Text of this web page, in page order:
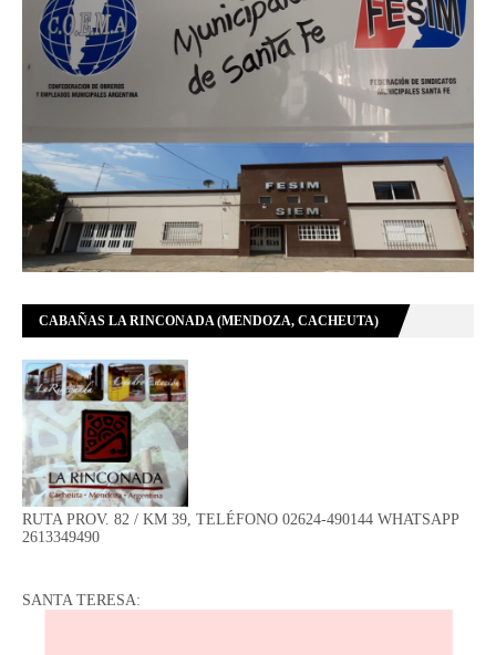
CABAÑAS LA RINCONADA (MENDOZA, CACHEUTA)
RUTA PROV. 82 / KM 39, TELÉFONO 02624-490144 WHATSAPP
2613349490
SANTA TERESA: